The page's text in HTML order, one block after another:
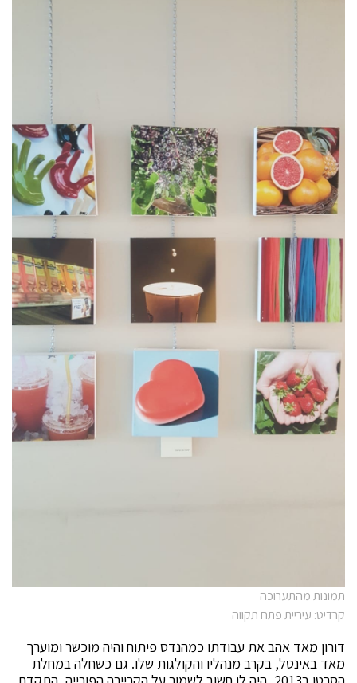
תמונות מהתערוכה
קרדיט: עיריית פתח תקווה
דורון מאד אהב את עבודתו כמהנדס פיתוח והיה מוכשר ומוערך
מאד באינטל, בקרב מנהליו והקולגות שלו. גם כשחלה במחלת